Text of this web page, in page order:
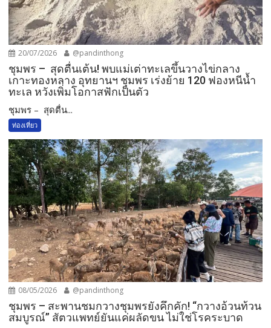
20/07/2026 @pandinthong
ชุมพร – สุดตื่นเต้น! พบแม่เต่าทะเลขึ้นวางไข่กลาง
เกาะทองหลาง อุทยานฯ ชุมพร เร่งย้าย 120 ฟองหนีน้ำ
ทะเล หวังเพิ่มโอกาสฟักเป็นตัว
ชุมพร – สุดตื่น...
ท่องเที่ยว
08/05/2026 @pandinthong
ชุมพร – สะพานชมกวางชุมพรยังคึกคัก! “กวางอ้วนท้วน
สมบูรณ์” สัตวแพทย์ยันแค่ผลัดขน ไม่ใช่โรคระบาด